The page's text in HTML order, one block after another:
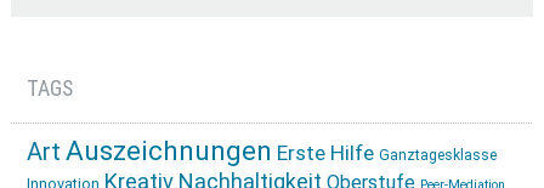
TAGS
Art Auszeichnungen Erste Hilfe Ganztagesklasse
Innovation Kreativ Nachhaltigkeit Oberstufe Peer-Mediation